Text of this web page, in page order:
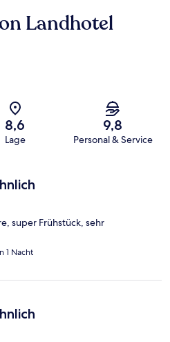
Landhotel
8,6
Lage
9,8
Personal & Service
super Frühstück, sehr
1 Nacht